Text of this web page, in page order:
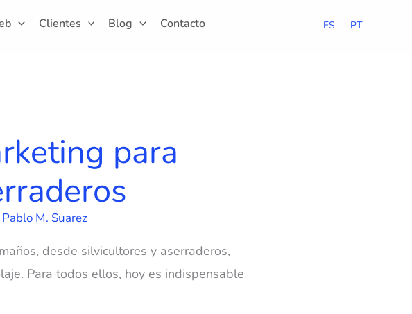
Clientes Blog Contacto ES PT
para
M. Suarez
desde silvicultores y aserraderos,
Para todos ellos, hoy es indispensable